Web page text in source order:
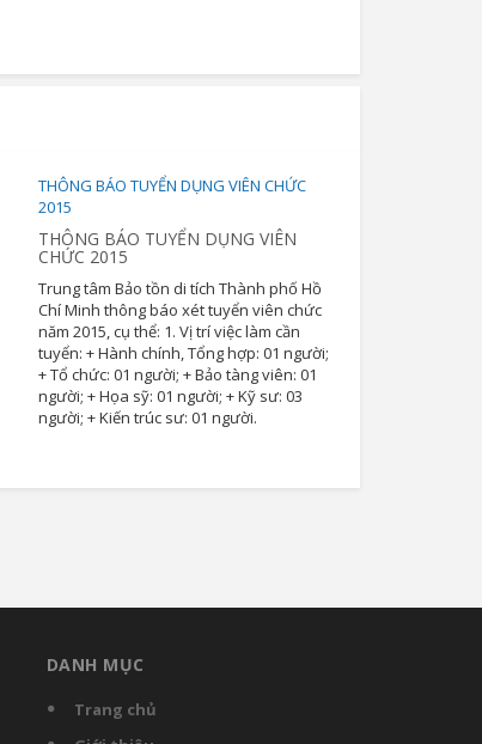
THÔNG BÁO TUYỂN DỤNG VIÊN CHỨC
2015
THÔNG BÁO TUYỂN DỤNG VIÊN
CHỨC 2015
Trung tâm Bảo tồn di tích Thành phố Hồ
Chí Minh thông báo xét tuyển viên chức
năm 2015, cụ thể: 1. Vị trí việc làm cần
tuyển: + Hành chính, Tổng hợp: 01 người;
+ Tổ chức: 01 người; + Bảo tàng viên: 01
người; + Họa sỹ: 01 người; + Kỹ sư: 03
người; + Kiến trúc sư: 01 người.
DANH MỤC
Trang chủ